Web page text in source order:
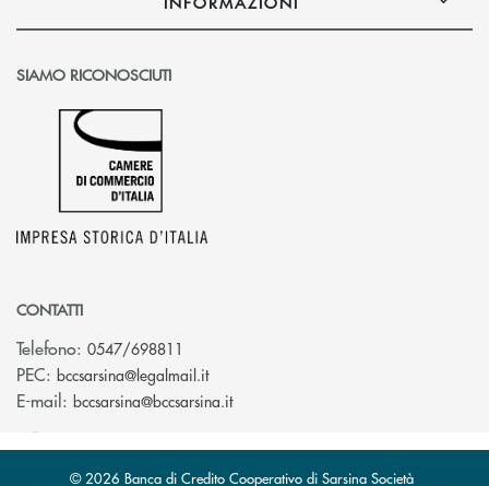
SIAMO RICONOSCIUTI
CONTATTI
Telefono: 0547/698811
PEC: bccsarsina@legalmail.it(si apre l’app di posta elettronica)
E-mail: bccsarsina@bccsarsina.it(si apre l’app di posta elettronica)
© 2026 Banca di Credito Cooperativo di Sarsina Società